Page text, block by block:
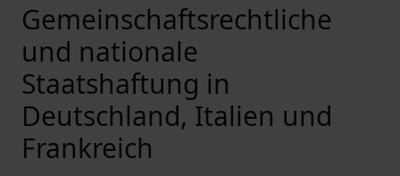
Gemeinschaftsrechtliche
und nationale
Staatshaftung in
Deutschland, Italien und
Frankreich